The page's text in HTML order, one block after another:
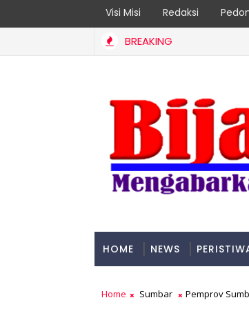
Visi Misi Redaksi
BREAKING
HOME NEWS
Home Sumbar Pemprov